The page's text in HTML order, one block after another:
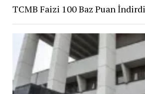
TCMB Faizi 100 Baz Puan İndirdi